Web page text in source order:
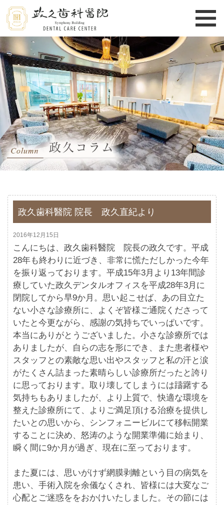
政久歯科醫院 院長 政久直紀より
2016年12月15日
こんにちは、政久歯科醫院 院長の政久です。平成
28年も終わりに近づき、非常に慌ただしかった今年
を振り返っております。平成15年3月より13年間診
療していた政久デンタルオフィスを平成28年3月に
閉院してから早9か月。思い起こせば、あの目立た
ない小さな診療所に、よくぞ皆様ご通院くださって
いたと今更ながら、感謝の気持ちでいっぱいです。
本当にありがとうございました。小さな診療所では
ありましたが、自らの志を形にでき、また患者様や
スタッフとの素敵な思い出やスタッフと私の汗と涙
がたくさん詰まった素晴らしい診療所だったと誇り
に思っております。取り壊してしまうには躊躇する
気持ちもありましたが、より上質で、快適な環境を
整えた診療所にて、よりご満足頂ける治療を提供し
たいとの思いから、シンフォニービルにて移転開業
することに決め、怒涛のような開業準備に始まり、
瞬く間に9か月が過ぎ、現在に至っております。
また夏には、思いがけず網膜剥離という目の病気を
患い、手術入院を余儀なくされ、皆様には大変なご
心配とご迷惑ををおかけいたしました。その節には